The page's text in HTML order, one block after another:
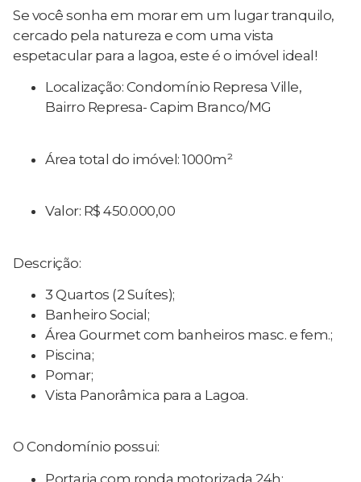
Se você sonha em morar em um lugar tranquilo,
cercado pela natureza e com uma vista
espetacular para a lagoa, este é o imóvel ideal!
Localização: Condomínio Represa Ville,
Bairro Represa- Capim Branco/MG
Área total do imóvel: 1000m²
Valor: R$ 450.000,00
Descrição:
3 Quartos (2 Suítes);
Banheiro Social;
Área Gourmet com banheiros masc. e fem.;
Piscina;
Pomar;
Vista Panorâmica para a Lagoa.
O Condomínio possui:
Portaria com ronda motorizada 24h;